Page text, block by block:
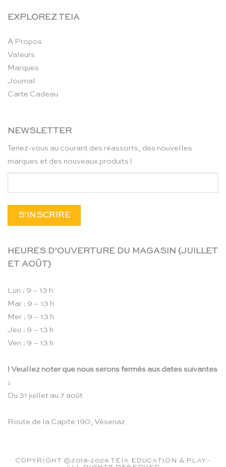
EXPLOREZ TEIA
À Propos
Valeurs
Marques
Journal
Carte Cadeau
NEWSLETTER
Tenez-vous au courant des réassorts, des nouvelles
marques et des nouveaux produits !
HEURES D’OUVERTURE DU MAGASIN (JUILLET
ET AOÛT)
Lun : 9 – 13 h
Mar : 9 – 13 h
Mer : 9 – 13 h
Jeu : 9 – 13 h
Ven : 9 – 13 h
! Veuillez noter que nous serons fermés aux dates suivantes
:
Du 31 juillet au 7 août
Route de la Capite 190, Vésenaz
COPYRIGHT ©2018-2026 TEIA EDUCATION & PLAY -